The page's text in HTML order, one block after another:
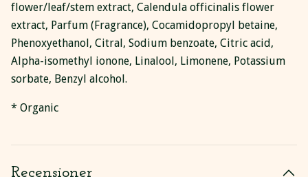
flower/leaf/stem extract, Calendula officinalis flower
extract, Parfum (Fragrance), Cocamidopropyl betaine,
Phenoxyethanol, Citral, Sodium benzoate, Citric acid,
Alpha-isomethyl ionone, Linalool, Limonene, Potassium
sorbate, Benzyl alcohol.
* Organic
Recensioner